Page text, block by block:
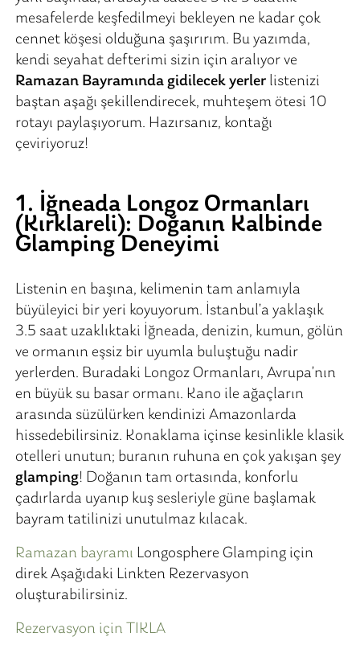
mesafelerde keşfedilmeyi bekleyen ne kadar çok
cennet köşesi olduğuna şaşırırım. Bu yazımda,
kendi seyahat defterimi sizin için aralıyor ve
Ramazan Bayramında gidilecek yerlerlistenizi
baştan aşağı şekillendirecek, muhteşem ötesi 10
rotayı paylaşıyorum. Hazırsanız, kontağı
çeviriyoruz!
1. İğneada Longoz Ormanları
(Kırklareli): Doğanın Kalbinde
Glamping Deneyimi
Listenin en başına, kelimenin tam anlamıyla
büyüleyici bir yeri koyuyorum. İstanbul’a yaklaşık
3.5 saat uzaklıktaki İğneada, denizin, kumun, gölün
ve ormanın eşsiz bir uyumla buluştuğu nadir
yerlerden. Buradaki Longoz Ormanları, Avrupa’nın
en büyük su basar ormanı. Kano ile ağaçların
arasında süzülürken kendinizi Amazonlarda
hissedebilirsiniz. Konaklama içinse kesinlikle klasik
otelleri unutun; buranın ruhuna en çok yakışan şey
glamping! Doğanın tam ortasında, konforlu
çadırlarda uyanıp kuş sesleriyle güne başlamak
bayram tatilinizi unutulmaz kılacak.
Ramazan bayramı Longosphere Glamping için
direk Aşağıdaki Linkten Rezervasyon
oluşturabilirsiniz.
Rezervasyon için TIKLA